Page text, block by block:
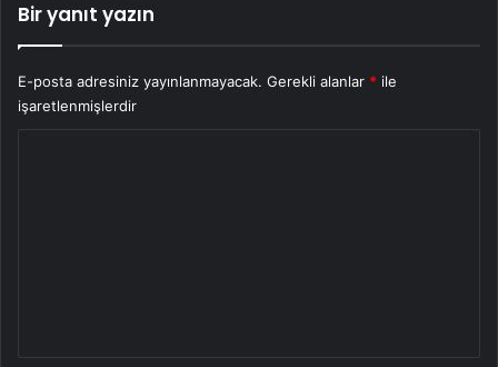
Bir yanıt yazın
E-posta adresiniz yayınlanmayacak. Gerekli alanlar * ile
işaretlenmişlerdir